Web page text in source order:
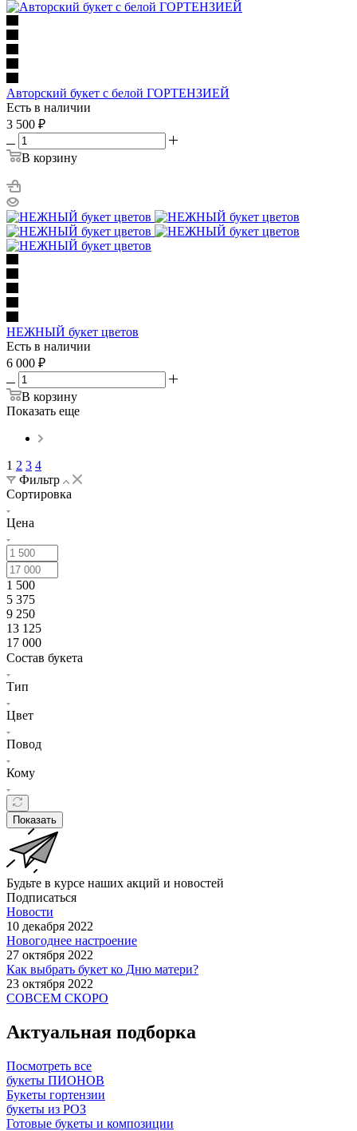
Авторский букет с белой ГОРТЕНЗИЕЙ
Есть в наличии
3 500 ₽
В корзину
НЕЖНЫЙ букет цветов
Есть в наличии
6 000 ₽
В корзину
Показать еще
1 2 3 4
Фильтр
Сортировка
Цена
1 500
5 375
9 250
13 125
17 000
Состав букета
Тип
Цвет
Повод
Кому
Показать
Будьте в курсе наших акций и новостей
Подписаться
Новости
10 декабря 2022
Новогоднее настроение
27 октября 2022
Как выбрать букет ко Дню матери?
23 октября 2022
СОВСЕМ СКОРО
Актуальная подборка
Посмотреть все
букеты ПИОНОВ
Букеты гортензии
букеты из РОЗ
Готовые букеты и композиции